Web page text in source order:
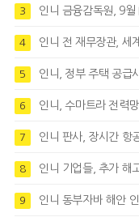
3 인니 금융감독원, 9월
4 인니 전 재무장관, 세
5 인니, 정부 주택 공급
6 인니, 수마트라 전력
7 인니 판사, 장시간 항공
8 인니 기업들, 추가 해
9 인니 동부자바 해안